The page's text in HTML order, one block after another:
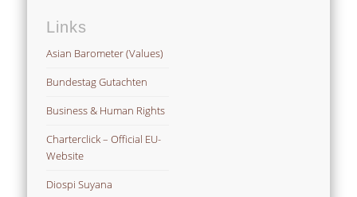
Links
Asian Barometer (Values)
Bundestag Gutachten
Business & Human Rights
Charterclick – Official EU-
Website
Diospi Suyana